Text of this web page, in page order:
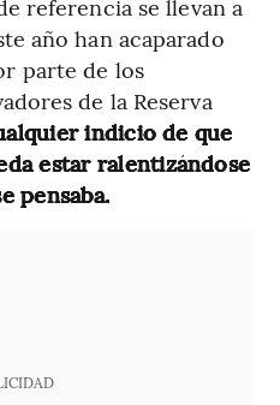
referencia se llevan a
año han acaparado
parte de los
de la Reserva
indicio de que
estar ralentizándose
pensaba.